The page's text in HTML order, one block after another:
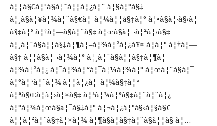
à¦¦à§€à¦°à§à¦˜à¦¦à¦¿à¦¨ à¦§à¦°à§‡
à¦¸à§à¦¥à¦¾à¦¨à§€à¦¯à¦¼à¦¦à§‡à¦° à¦•à§à¦·à§‹à¦­
à§‡à¦° à¦†à¦—à§à¦¨à§‡ à¦œà§à¦¬à¦²à¦›à§‡
à¦¸à¦¨à§à¦¦à§‡à¦¶à¦–à¦¾à¦²à¦¿à¥¤ à¦à¦° à¦†à¦—
à§‡ à¦¦à§à¦¬à¦¾à¦° à¦¸à¦¨à§à¦¦à§‡à¦¶à¦–
à¦¾à¦²à¦¿ à¦¯à¦¾à¦“à¦¯à¦¼à¦¾à¦° à¦œà¦¨à§à¦¯
à¦°à¦“à¦¨à¦¾ à¦¦à¦¿à¦¯à¦¼à§‡à¦“
à¦ªà§Œà¦à¦›à¦¤à§‡ à¦ªà¦¾à¦°à§‡à¦¨à¦¨à¦¿
à¦°à¦¾à¦œà§à¦¯à§‡à¦° à¦¬à¦¿à¦°à§‹à¦§à§€
à¦¦à¦²à¦¨à§‡à¦¤à¦¾ à¦¶à§à¦­à§‡à¦¨à§à¦¦à§ à¦…